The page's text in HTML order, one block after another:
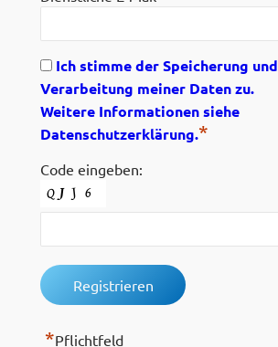
Ich stimme der Speicherung und
Verarbeitung meiner Daten zu.
Weitere Informationen siehe
Datenschutzerklärung.*
Code eingeben:
*Pflichtfeld